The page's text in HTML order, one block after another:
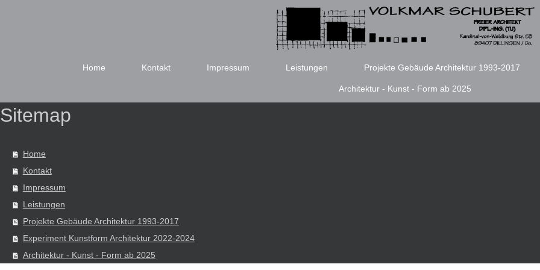
Home Kontakt Impressum Leistungen Projekte Gebäude Architektur 1993-2017
Architektur - Kunst - Form ab 2025
Sitemap
Home
Kontakt
Impressum
Leistungen
Projekte Gebäude Architektur 1993-2017
Experiment Kunstform Architektur 2022-2024
Architektur - Kunst - Form ab 2025